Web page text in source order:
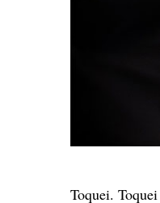
Toquei.